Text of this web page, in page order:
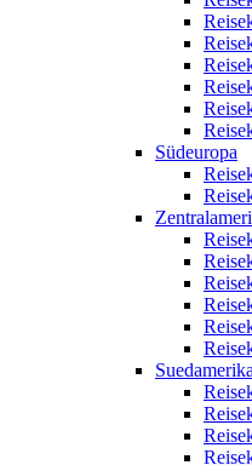
Südeuropa